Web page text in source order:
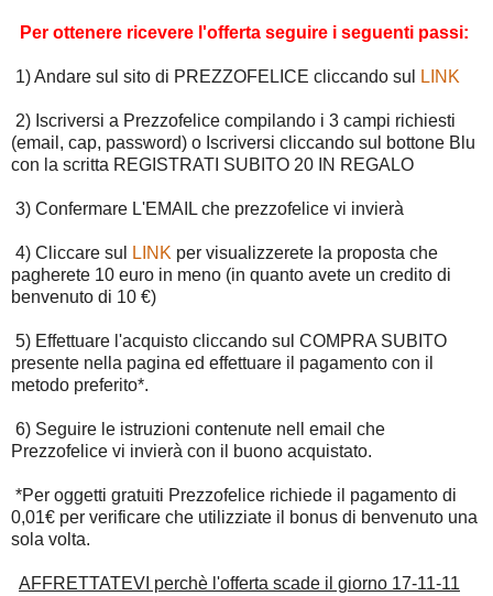
Per ottenere ricevere l'offerta seguire i seguenti passi:
1) Andare sul sito di PREZZOFELICE cliccando sul LINK
2) Iscriversi a Prezzofelice compilando i 3 campi richiesti
(email, cap, password) o Iscriversi cliccando sul bottone Blu
con la scritta REGISTRATI SUBITO 20 IN REGALO
3) Confermare L'EMAIL che prezzofelice vi invierà
4) Cliccare sul LINK per visualizzerete la proposta che
pagherete 10 euro in meno (in quanto avete un credito di
benvenuto di 10 €)
5) Effettuare l'acquisto cliccando sul COMPRA SUBITO
presente nella pagina ed effettuare il pagamento con il
metodo preferito*.
6) Seguire le istruzioni contenute nell email che
Prezzofelice vi invierà con il buono acquistato.
*Per oggetti gratuiti Prezzofelice richiede il pagamento di
0,01€ per verificare che utilizziate il bonus di benvenuto una
sola volta.
AFFRETTATEVI perchè l'offerta scade il giorno 17-11-11